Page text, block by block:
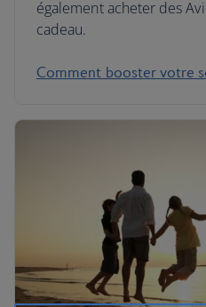
également acheter des
cadeau.
Comment booster votre